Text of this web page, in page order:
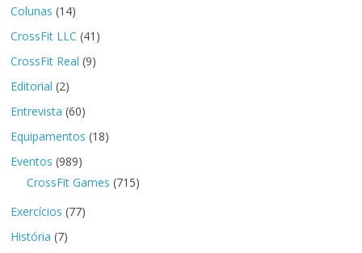
Colunas (14)
CrossFit LLC (41)
CrossFit Real (9)
Editorial (2)
Entrevista (60)
Equipamentos (18)
Eventos (989)
CrossFit Games (715)
Exercícios (77)
História (7)